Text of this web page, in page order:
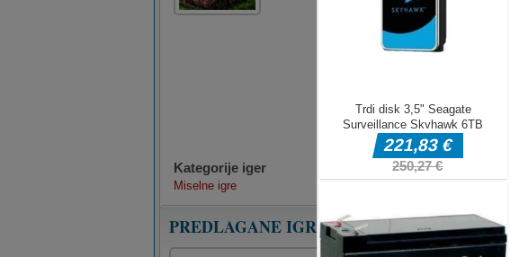
Kategorije iger
Miselne igre
PREDLAGANE IGRE